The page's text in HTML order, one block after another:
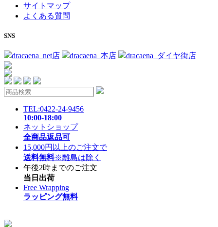
サイトマップ
よくある質問
SNS
dracaena_net店 dracaena_本店 dracaena_ダイヤ街店
TEL:0422-24-9456
10:00-18:00
ネットショップ
全商品返品可
15,000円以上のご注文で
送料無料※離島は除く
午後2時までのご注文
当日出荷
Free Wrapping
ラッピング無料